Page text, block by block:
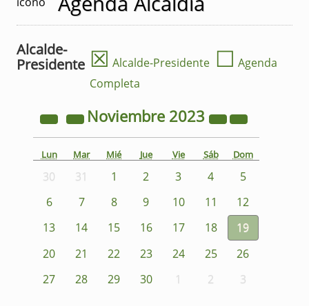
Alcalde-
Presidente ☒ Alcalde-Presidente ☐ Agenda
Completa
Noviembre 2023
Lun Mar Mié Jue Vie Sáb Dom
30 31 1 2 3 4
5
6
7 8 9 10 11
12
13
14 15 16 17 18
19
20
21 22 23 24 25
26
27
28 29 30 1 2 3